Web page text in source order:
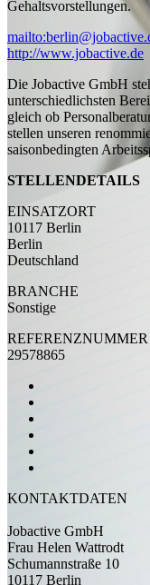
Gehaltsvorstellungen.
http://www.jobactive.de
Die Jobactive GmbH
unterschiedlichsten
gleich ob
stellen unseren
saisonbedingten
STELLENDETAILS
EINSATZORT
10117 Berlin
Berlin
Deutschland
BRANCHE
Sonstige
REFERENZNUMMER
29578865
KONTAKTDATEN
Jobactive GmbH
Frau Helen Wattrodt
Schumannstraße 10
10117 Berlin